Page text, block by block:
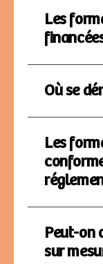
Les
Où se
Les
Peut-on
sur